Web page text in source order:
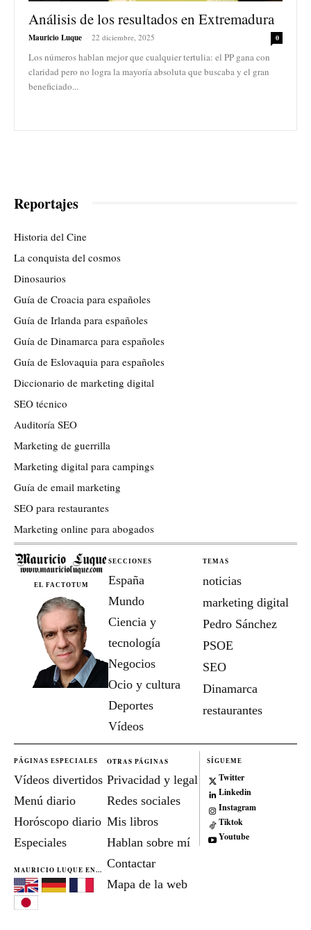
Análisis de los resultados en Extremadura
Mauricio Luque - 22 diciembre, 2025 0
Los números hablan mejor que cualquier tertulia: el PP gana con
claridad pero no logra la mayoría absoluta que buscaba y el gran
beneficiado...
Reportajes
Historia del Cine
La conquista del cosmos
Dinosaurios
Guía de Croacia para españoles
Guía de Irlanda para españoles
Guía de Dinamarca para españoles
Guía de Eslovaquia para españoles
Diccionario de marketing digital
SEO técnico
Auditoría SEO
Marketing de guerrilla
Marketing digital para campings
Guía de email marketing
SEO para restaurantes
Marketing online para abogados
EL FACTOTUM
SECCIONES
España
Mundo
Ciencia y
tecnología
Negocios
Ocio y cultura
Deportes
Vídeos
TEMAS
noticias
marketing digital
Pedro Sánchez
PSOE
SEO
Dinamarca
restaurantes
PÁGINAS ESPECIALES
Vídeos divertidos
Menú diario
Horóscopo diario
Especiales
MAURICIO LUQUE EN...
OTRAS PÁGINAS
Privacidad y legal
Redes sociales
Mis libros
Hablan sobre mí
Contactar
Mapa de la web
SÍGUEME
Twitter
Linkedin
Instagram
Tiktok
Youtube